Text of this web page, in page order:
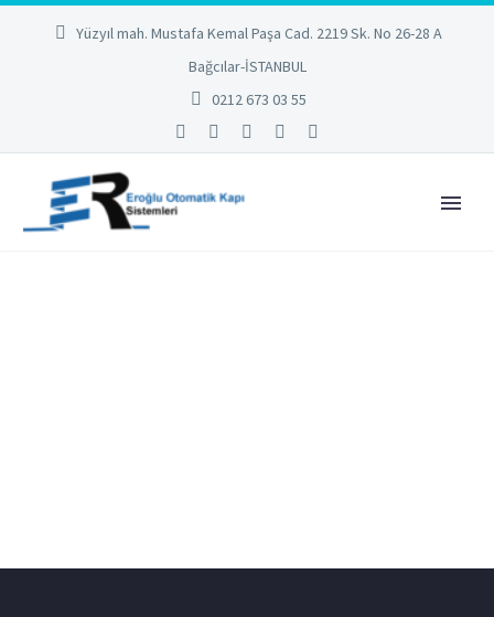
Yüzyıl mah. Mustafa Kemal Paşa Cad. 2219 Sk. No 26-28 A
Bağcılar-İSTANBUL
0212 673 03 55